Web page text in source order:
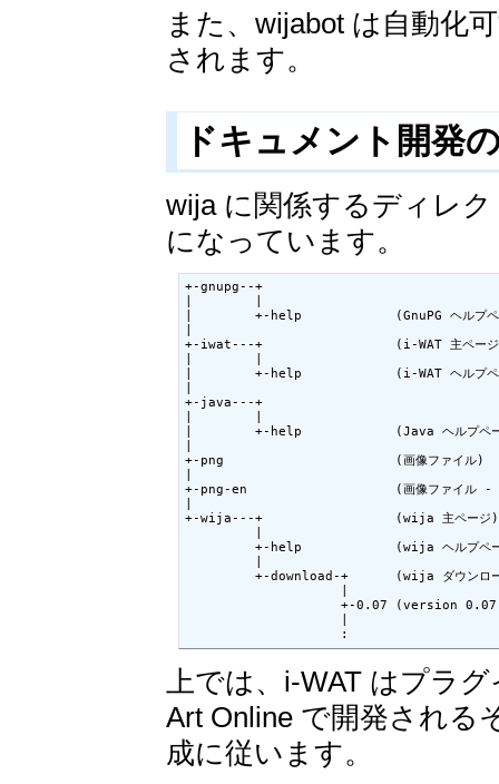
また、wijabot は自動化
されます。
ドキュメント開発
wija に関係するディレ
になっています。
+-gnupg--+
|        +-help            (GnuPG ヘルプペ
+-iwat---+                 (i-WAT 主ペー
|        +-help            (i-WAT ヘルプペ
+-java---+
|        +-help            (Java ヘルプペ
+-png                      (画像ファイル)
+-png-en                   (画像ファイル -
+-wija---+                 (wija 主ページ)
+-help            (wija ヘルプペ
+-download-+      (wija ダウンロー
+-0.07 (version 0.07
                    :
上では、i-WAT はプラ
Art Online で開発される
成に従います。